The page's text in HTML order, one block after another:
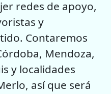
redes de apoyo,
y
Contaremos
Mendoza,
y localidades
así que será